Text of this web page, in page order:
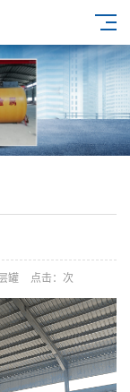
罐 点击： 次